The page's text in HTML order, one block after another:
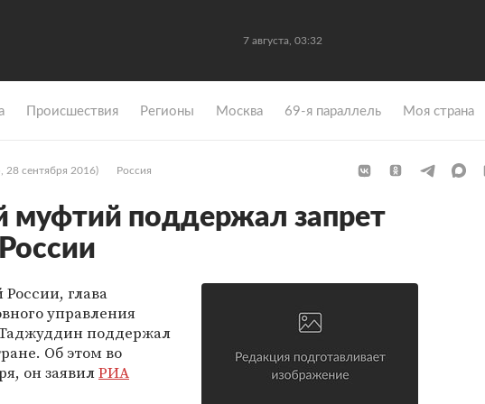
7 августа, 03:32
Происшествия Регионы Москва 69-я параллель Моя страна
28 сентября 2016) Россия
муфтий поддержал запрет
глава
управления
поддержал
Об этом во
он заявилРИА